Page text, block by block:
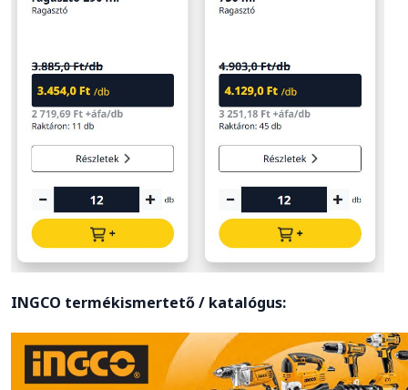
INGCO termékismertető / katalógus: